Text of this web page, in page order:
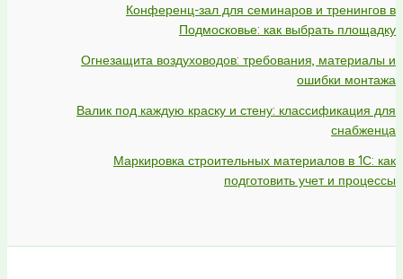
Конференц-зал для семинаров и тренингов в
Подмосковье: как выбрать площадку
Огнезащита воздуховодов: требования, материалы и
ошибки монтажа
Валик под каждую краску и стену: классификация для
снабженца
Маркировка строительных материалов в 1С: как
подготовить учет и процессы